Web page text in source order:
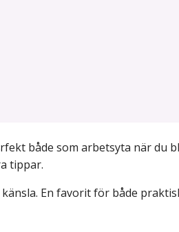
både som arbetsyta när du
tippar.
En favorit för både